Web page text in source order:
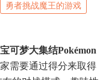
勇者挑战魔王的游戏
宝可梦大集结Pokémon
需要通过得分来取得